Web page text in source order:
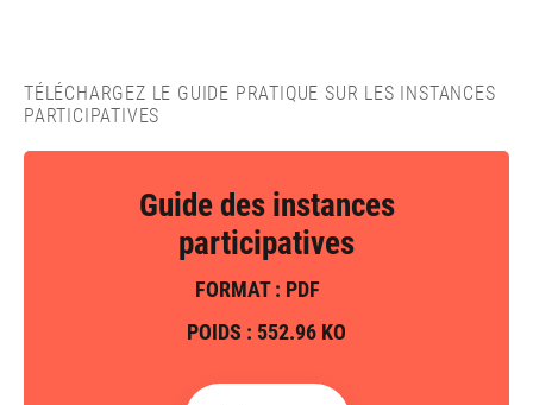
TÉLÉCHARGEZ LE GUIDE PRATIQUE SUR LES INSTANCES
PARTICIPATIVES
Guide des instances
participatives
FORMAT : PDF
POIDS : 552.96 KO